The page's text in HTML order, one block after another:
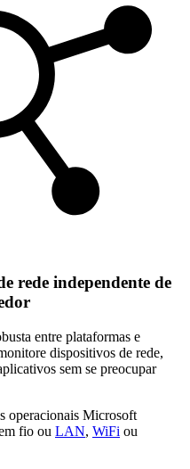
rede independente de
entre plataformas e
dispositivos de rede,
sem se preocupar
operacionais Microsoft
fio ou LAN, WiFi ou